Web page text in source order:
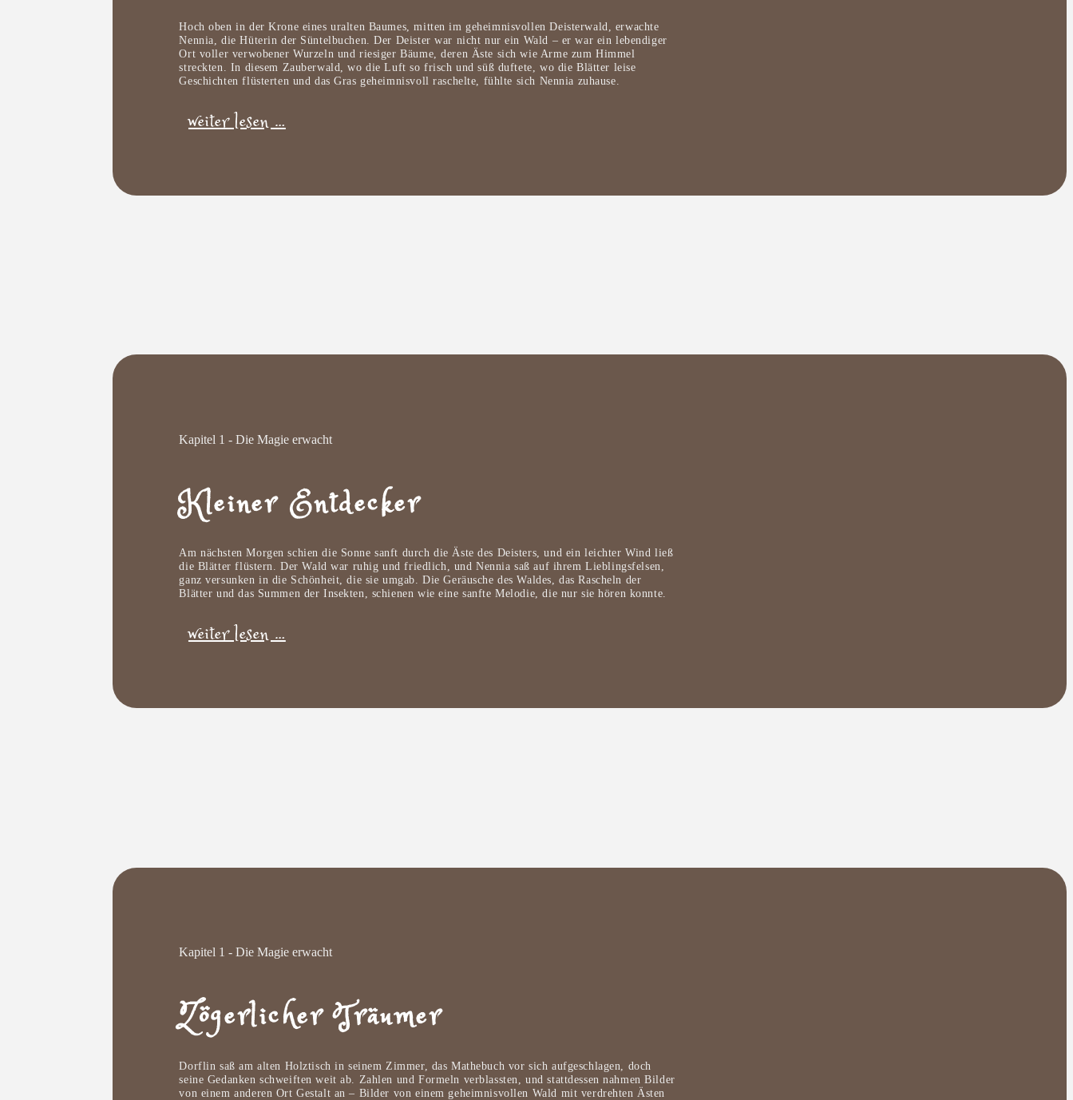
Hoch oben in der Krone eines uralten Baumes, mitten im geheimnisvollen Deisterwald, erwachte
Nennia, die Hüterin der Süntelbuchen. Der Deister war nicht nur ein Wald – er war ein lebendiger
Ort voller verwobener Wurzeln und riesiger Bäume, deren Äste sich wie Arme zum Himmel
streckten. In diesem Zauberwald, wo die Luft so frisch und süß duftete, wo die Blätter leise
Geschichten flüsterten und das Gras geheimnisvoll raschelte, fühlte sich Nennia zuhause.
weiter lesen …
Kapitel 1 - Die Magie erwacht
Kleiner Entdecker
Am nächsten Morgen schien die Sonne sanft durch die Äste des Deisters, und ein leichter Wind ließ
die Blätter flüstern. Der Wald war ruhig und friedlich, und Nennia saß auf ihrem Lieblingsfelsen,
ganz versunken in die Schönheit, die sie umgab. Die Geräusche des Waldes, das Rascheln der
Blätter und das Summen der Insekten, schienen wie eine sanfte Melodie, die nur sie hören konnte.
weiter lesen …
Kapitel 1 - Die Magie erwacht
Zögerlicher Träumer
Dorflin saß am alten Holztisch in seinem Zimmer, das Mathebuch vor sich aufgeschlagen, doch
seine Gedanken schweiften weit ab. Zahlen und Formeln verblassten, und stattdessen nahmen Bilder
von einem anderen Ort Gestalt an – Bilder von einem geheimnisvollen Wald mit verdrehten Ästen